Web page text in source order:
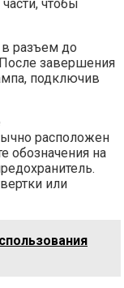
чтобы
в разъем до
завершения
подключив
расположен
обозначения на
или